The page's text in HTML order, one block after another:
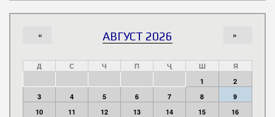
АВГУСТ 2026
« »
Д С Ч П Ҷ Ш
Я
1
2
3
4 5 6 7 8
9
10
11 12 13 14 15
16